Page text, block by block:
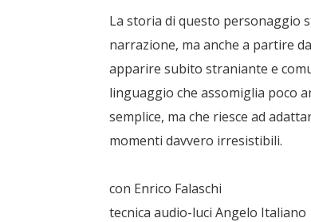
La storia di questo personaggio
narrazione, ma anche a partire
apparire subito straniante e
linguaggio che assomiglia poco
semplice, ma che riesce ad
momenti davvero irresistibili.
con Enrico Falaschi
tecnica audio-luci Angelo Italiano